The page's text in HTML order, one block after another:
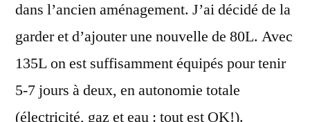
dans l’ancien aménagement. J’ai décidé de la
garder et d’ajouter une nouvelle de 80L. Avec
135L on est suffisamment équipés pour tenir
5-7 jours à deux, en autonomie totale
(électricité, gaz et eau : tout est OK!).